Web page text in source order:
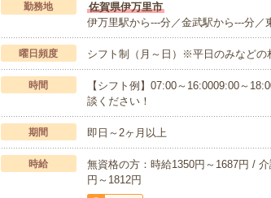
勤務地
佐賀県伊万里市
伊万里駅から---分／金武駅から---分
曜日頻度 シフト制（月～日）※平日のみなど
時間
【シフト例】07:00～16:0009:00～
談ください！
期間 即日～2ヶ月以上
時給
無資格の方：時給1350円～1687円 /
円～1812円